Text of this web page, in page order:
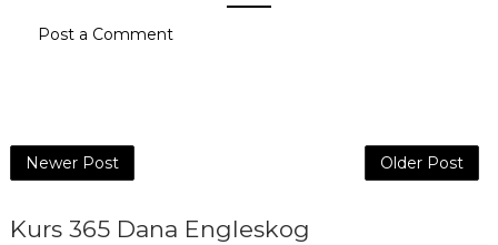
Post a Comment
Newer Post Older Post
Kurs 365 Dana Engleskog